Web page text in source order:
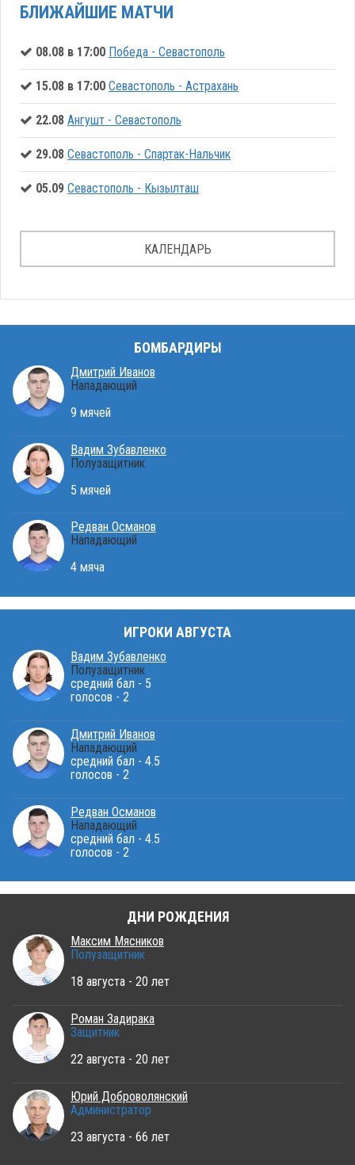
БЛИЖАЙШИЕ МАТЧИ
08.08 в 17:00 Победа - Севастополь
15.08 в 17:00 Севастополь - Астрахань
22.08 Ангушт - Севастополь
29.08 Севастополь - Спартак-Нальчик
05.09 Севастополь - Кызылташ
КАЛЕНДАРЬ
БОМБАРДИРЫ
Дмитрий Иванов
Нападающий
9 мячей
Вадим Зубавленко
Полузащитник
5 мячей
Редван Османов
Нападающий
4 мяча
ИГРОКИ АВГУСТА
Вадим Зубавленко
Полузащитник
средний бал - 5
голосов - 2
Дмитрий Иванов
Нападающий
средний бал - 4.5
голосов - 2
Редван Османов
Нападающий
средний бал - 4.5
голосов - 2
ДНИ РОЖДЕНИЯ
Максим Мясников
Полузащитник
18 августа - 20 лет
Роман Задирака
Защитник
22 августа - 20 лет
Юрий Доброволянский
Администратор
23 августа - 66 лет